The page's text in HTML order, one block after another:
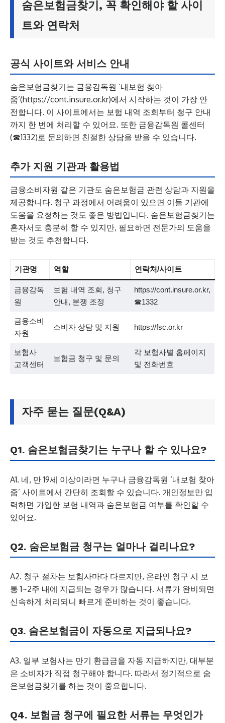
숨은보험금찾기, 꼭 확인해야 할 사이
트와 연락처
공식 사이트와 서비스 안내
숨은보험금찾기는 금융감독원 ‘내보험 찾아
줌’(https://cont.insure.or.kr)에서 시작하는 것이 가장 안
전합니다. 이 사이트에서는 보험 내역 조회부터 청구 안내
까지 한 번에 처리할 수 있어요. 또한 금융감독원 콜센터
(☎1332)로 문의하면 친절한 상담을 받을 수 있습니다.
추가 지원 기관과 활용법
금융소비자원 같은 기관도 숨은보험금 관련 상담과 지원을
제공합니다. 청구 과정에서 어려움이 있으면 이들 기관에
도움을 요청하는 것도 좋은 방법입니다. 숨은보험금찾기는
혼자서도 충분히 할 수 있지만, 필요하면 전문가의 도움을
받는 것도 추천합니다.
기관명 역할 연락처/사이트
금융감독
원
보험 내역 조회, 청구
안내, 분쟁 조정
https://cont.insure.or.kr,
☎1332
금융소비
자원
소비자 상담 및 지원 https://fsc.or.kr
보험사
고객센터
보험금 청구 및 문의
각 보험사별 홈페이지
및 전화번호
자주 묻는 질문(Q&A)
Q1. 숨은보험금찾기는 누구나 할 수 있나요?
A1. 네, 만 19세 이상이라면 누구나 금융감독원 ‘내보험 찾아
줌’ 사이트에서 간단히 조회할 수 있습니다. 개인정보만 입
력하면 가입한 보험 내역과 숨은보험금 여부를 확인할 수
있어요.
Q2. 숨은보험금 청구는 얼마나 걸리나요?
A2. 청구 절차는 보험사마다 다르지만, 온라인 청구 시 보
통 1~2주 내에 지급되는 경우가 많습니다. 서류가 완비되면
신속하게 처리되니 빠르게 준비하는 것이 좋습니다.
Q3. 숨은보험금이 자동으로 지급되나요?
A3. 일부 보험사는 만기 환급금을 자동 지급하지만, 대부분
은 소비자가 직접 청구해야 합니다. 따라서 정기적으로 숨
은보험금찾기를 하는 것이 중요합니다.
Q4. 보험금 청구에 필요한 서류는 무엇인가